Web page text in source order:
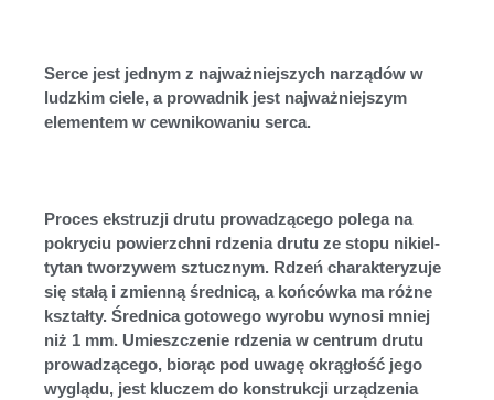
Serce jest jednym z najważniejszych narządów w
ludzkim ciele, a prowadnik jest najważniejszym
elementem w cewnikowaniu serca.
Proces ekstruzji drutu prowadzącego polega na
pokryciu powierzchni rdzenia drutu ze stopu nikiel-
tytan tworzywem sztucznym. Rdzeń charakteryzuje
się stałą i zmienną średnicą, a końcówka ma różne
kształty. Średnica gotowego wyrobu wynosi mniej
niż 1 mm. Umieszczenie rdzenia w centrum drutu
prowadzącego, biorąc pod uwagę okrągłość jego
wyglądu, jest kluczem do konstrukcji urządzenia